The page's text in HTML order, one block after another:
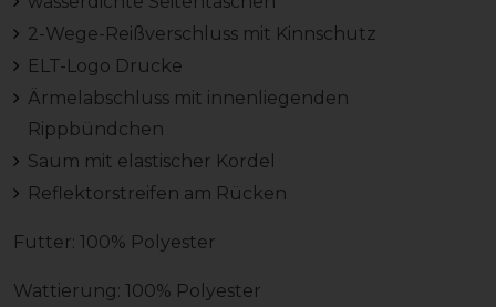
2-Wege-Reißverschluss mit Kinnschutz
ELT-Logo Drucke
Ärmelabschluss mit innenliegenden
Rippbündchen
Saum mit elastischer Kordel
Reflektorstreifen am Rücken
Futter: 100% Polyester
Wattierung: 100% Polyester